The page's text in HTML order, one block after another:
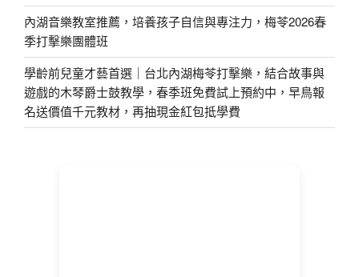
內湖音樂教室推薦，培養孩子自信與專注力，梅苓2026春
季打擊樂團體班
學齡前兒童才藝首選｜台北內湖梅苓打擊樂，結合故事與
遊戲的木琴爵士鼓教學，春季班免費試上預約中，早鳥報
名送價值千元教材，再抽現金紅包抵學費